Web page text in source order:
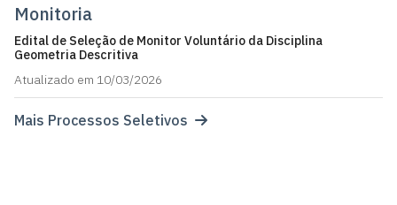
Monitoria
Edital de Seleção de Monitor Voluntário da Disciplina
Geometria Descritiva
Atualizado em 10/03/2026
Mais Processos Seletivos